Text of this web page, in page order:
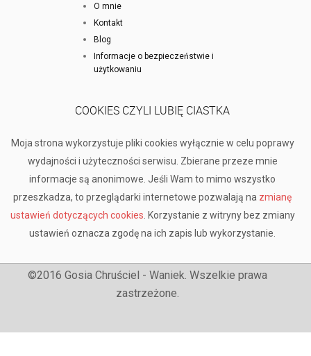
O mnie
Kontakt
Blog
Informacje o bezpieczeństwie i
użytkowaniu
COOKIES CZYLI LUBIĘ CIASTKA
Moja strona wykorzystuje pliki cookies wyłącznie w celu poprawy
wydajności i użyteczności serwisu. Zbierane przeze mnie
informacje są anonimowe. Jeśli Wam to mimo wszystko
przeszkadza, to przeglądarki internetowe pozwalają na zmianę
ustawień dotyczących cookies . Korzystanie z witryny bez zmiany
ustawień oznacza zgodę na ich zapis lub wykorzystanie.
©2016 Gosia Chruściel - Waniek. Wszelkie prawa
zastrzeżone.